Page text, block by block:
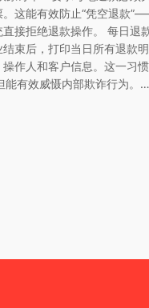
。这能有效防止“凭空退款
接拒绝退款操作。 每日退
束后，打印当日所有退款明
作人和客户信息。这一习惯
能有效威慑内部欺诈行为。…